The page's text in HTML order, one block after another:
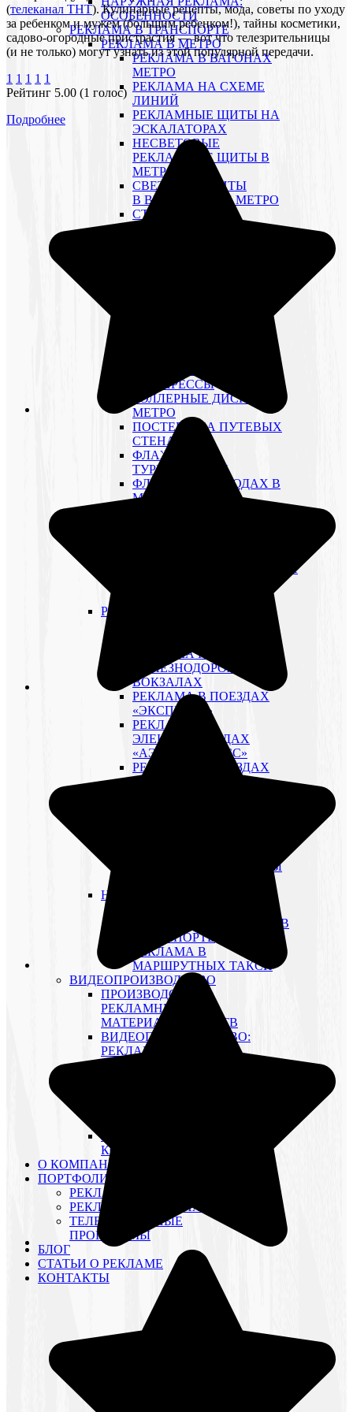
ОСОБЕННОСТИ
РЕКЛАМА В ТРАНСПОРТЕ
РЕКЛАМА В МЕТРО
РЕКЛАМА В ВАГОНАХ
МЕТРО
РЕКЛАМА НА СХЕМЕ
ЛИНИЙ
РЕКЛАМНЫЕ ЩИТЫ НА
ЭСКАЛАТОРАХ
НЕСВЕТОВЫЕ
РЕКЛАМНЫЕ ЩИТЫ В
МЕТРО
СВЕТОВЫЕ ЩИТЫ
В ВЕСТИБЮЛЯХ МЕТРО
СТИКЕРЫ НА
ДЛЯ ПРЕССЫ
РОЛЛЕРНЫЕ ДИСПЛЕИ В
МЕТРО
ПОСТЕРЫ НА ПУТЕВЫХ
СТЕНАХ
ФЛАЖКИ НАД
ТУРНИКЕТАМИ
ФЛАГИ В ПЕРЕХОДАХ В
МЕТРО
РЕКЛАМА НА ПРОЕЗДНЫХ
НАПОЛЬНАЯ ГРАФИКА
РЕКЛАМА НА РЖД
РЕКЛАМА НА
ЖЕЛЕЗНОДОРОЖНЫХ
ВОКЗАЛАХ
РЕКЛАМА В ПОЕЗДАХ
«ЭКСПРЕСС»
РЕКЛАМА В
ЭЛЕКТРОПОЕЗДАХ
«АЭРОЭКСПРЕСС»
РЕКЛАМА В ПОЕЗДАХ
«САПСАН»
ИМИДЖЕВЫЕ ПРОЕКТЫ
НАЗЕМНЫЙ ТРАНСПОРТ
РЕКЛАМНЫЕ СТИКЕРЫ В
ТРАНСПОРТЕ
РЕКЛАМА В
МАРШРУТНЫХ ТАКСИ
ВИДЕОПРОИЗВОДСТВО
ПРОИЗВОДСТВО
РЕКЛАМНЫХ
МАТЕРИАЛОВ ДЛЯ ТВ
ВИДЕОПРОИЗВОДСТВО:
РЕКЛАМНЫЕ РОЛИКИ,
КОМПАНИИ
О КОМПАНИИ
ПОРТФОЛИО
РЕКЛАМНЫЕ РОЛИКИ
РЕКЛАМНЫЕ КАМПАНИИ
ТЕЛЕВИЗИОННЫЕ
ПРОГРАММЫ
БЛОГ
СТАТЬИ О РЕКЛАМЕ
КОНТАКТЫ
(телеканал ТНТ). Кулинарные рецепты, мода, советы по уходу
за ребенком и мужем (большим ребенком!), тайны косметики,
садово-огородные пристрастия — вот что телезрительницы
(и не только) могут узнать из этой популярной передачи.
1 1 1 1 1
Рейтинг 5.00 (1 голос)
Подробнее